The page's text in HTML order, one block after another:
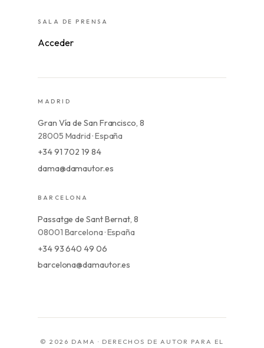
SALA DE PRENSA
Acceder
MADRID
Gran Vía de San Francisco, 8
28005 Madrid · España
+34 91 702 19 84
dama@damautor.es
BARCELONA
Passatge de Sant Bernat, 8
08001 Barcelona · España
+34 93 640 49 06
barcelona@damautor.es
© 2026 DAMA · DERECHOS DE AUTOR PARA EL